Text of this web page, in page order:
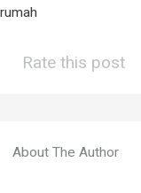
Rate this post
About The Author